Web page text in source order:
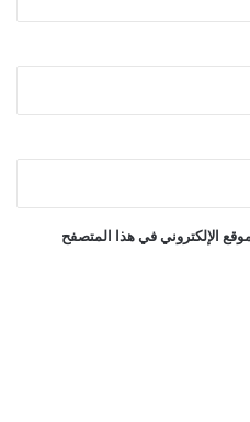
الإلكتروني في هذا المتصفح